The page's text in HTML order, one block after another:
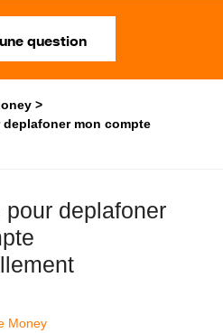
question
mon compte
pour deplafoner
Money